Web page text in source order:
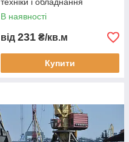
накривний тент для бізнесу
складів
В наявності
від 231 ₴/кв.м
Купити